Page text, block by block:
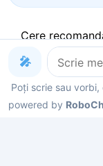
Cere
Produse
acum
🎤
Poți scrie sau
powered by